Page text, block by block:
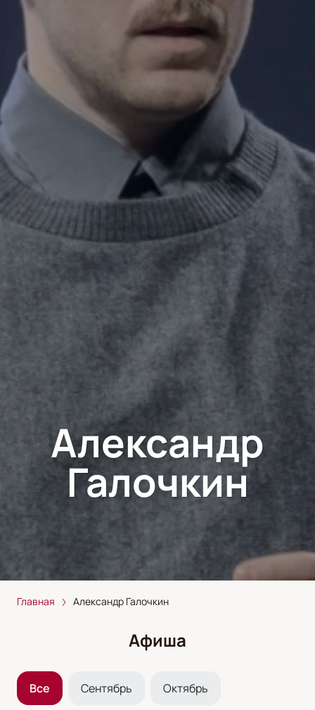
Александр
Галочкин
Главная Александр Галочкин
Афиша
Все Сентябрь Октябрь